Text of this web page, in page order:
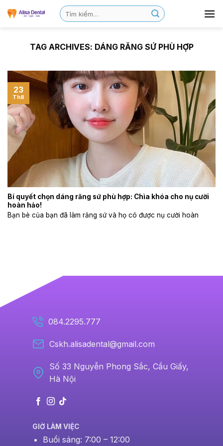
TAG ARCHIVES: DÁNG RĂNG SỨ PHÙ HỢP
Bí quyết chọn dáng răng sứ phù hợp: Chìa khóa cho nụ cười
hoàn hảo!
Bạn bè của bạn đã làm răng sứ và họ có được nụ cười hoàn
23
Th8
084.2295.777
Cskh.alisadental@gmail.com
Số 33 Nguyễn Phong Sắc, Cầu Giấy,
Hà Nội
GIỜ LÀM VIỆC
Buổi sáng: 7:00 – 12:00